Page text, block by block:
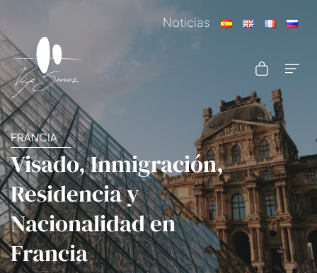
Noticias
FRANCIA
Visado, Inmigración,
Residencia y
Nacionalidad en
Francia